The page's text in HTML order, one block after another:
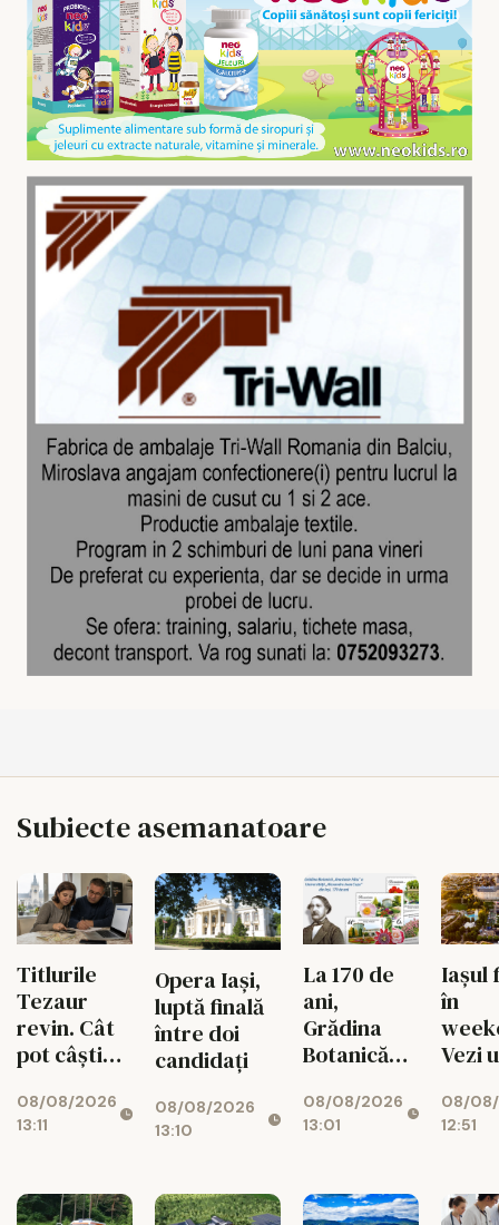
Subiecte asemanatoare
Titlurile
Tezaur
revin. Cât
pot câștiga
10.000 de
lei
08/08/2026
13:11
Opera Iași,
luptă finală
între doi
candidați
08/08/2026
13:10
La 170 de
ani,
Grădina
Botanică
propriul
timbru
08/08/2026
13:01
Iașul
în
Vezi
ieși
08/
12:51